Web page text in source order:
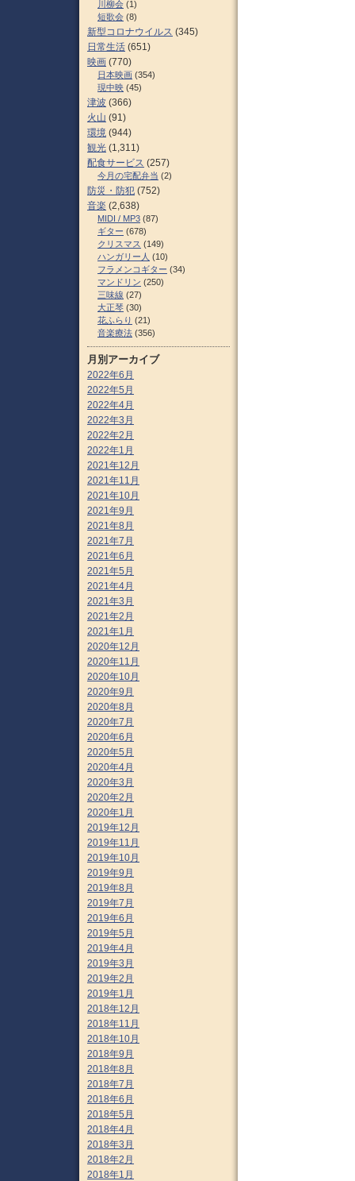
川柳会 (1)
短歌会 (8)
新型コロナウイルス (345)
日常生活 (651)
映画 (770)
日本映画 (354)
現中映 (45)
津波 (366)
火山 (91)
環境 (944)
観光 (1,311)
配食サービス (257)
今月の宅配弁当 (2)
防災・防犯 (752)
音楽 (2,638)
MIDI / MP3 (87)
ギター (678)
クリスマス (149)
ハンガリー人 (10)
フラメンコギター (34)
マンドリン (250)
三味線 (27)
大正琴 (30)
花ふらり (21)
音楽療法 (356)
月別アーカイブ
2022年6月
2022年5月
2022年4月
2022年3月
2022年2月
2022年1月
2021年12月
2021年11月
2021年10月
2021年9月
2021年8月
2021年7月
2021年6月
2021年5月
2021年4月
2021年3月
2021年2月
2021年1月
2020年12月
2020年11月
2020年10月
2020年9月
2020年8月
2020年7月
2020年6月
2020年5月
2020年4月
2020年3月
2020年2月
2020年1月
2019年12月
2019年11月
2019年10月
2019年9月
2019年8月
2019年7月
2019年6月
2019年5月
2019年4月
2019年3月
2019年2月
2019年1月
2018年12月
2018年11月
2018年10月
2018年9月
2018年8月
2018年7月
2018年6月
2018年5月
2018年4月
2018年3月
2018年2月
2018年1月